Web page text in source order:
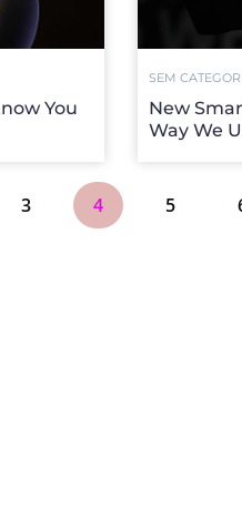
You
SEM
New
Way We
3 4 5